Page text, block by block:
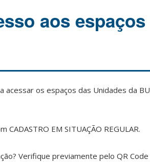
aos
acessar os espaços das Unidades da
EM SITUAÇÃO REGULAR.
Verifique previamente pelo QR Code